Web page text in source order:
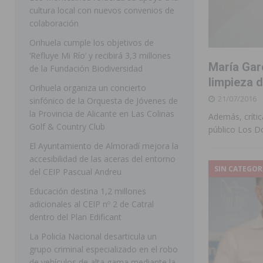
[ 07/08/2026 ] La Generalitat impulsa el
[ 07/08/2026 ] Benferri ya se prepara para dar
Bigastro se viste de gala para la
[ 07/08/2026 ] Rojales clausura con éxito las Fiestas
[ 08/08/2026 ] Controlado un incendio en la cocina
[ 08/08/2026 ] Benferri da comienzo a sus fiestas
FEGADO 2026 cierra con un balance
[ 07/08/2026 ]
Los Montesinos refuerza su apoyo a
María
limpieza
21/07/2016
Además,
público Los
SIN
cultura local con nuevos convenios de
colaboración
Orihuela cumple los objetivos de
‘Refluye Mi Río’ y recibirá 3,3 millones
de la Fundación Biodiversidad
Orihuela organiza un concierto
sinfónico de la Orquesta de Jóvenes de
la Provincia de Alicante en Las Colinas
Golf & Country Club
El Ayuntamiento de Almoradí mejora la
accesibilidad de las aceras del entorno
del CEIP Pascual Andreu
Educación destina 1,2 millones
adicionales al CEIP nº 2 de Catral
dentro del Plan Edificant
La Policía Nacional desarticula un
grupo criminal especializado en el robo